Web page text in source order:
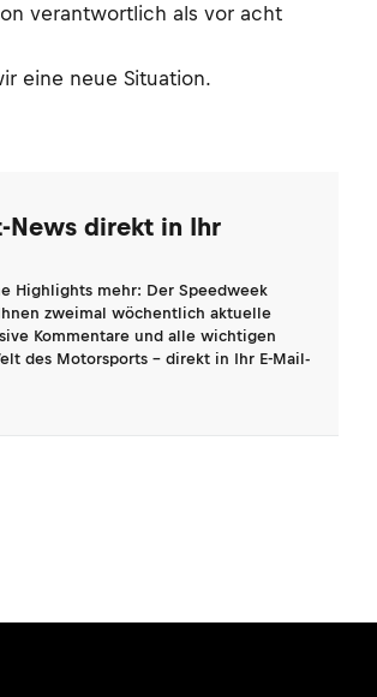
verantwortlich als vor acht
eine neue Situation.
News direkt in Ihr
Highlights mehr: Der Speedweek
zweimal wöchentlich aktuelle
Kommentare und alle wichtigen
des Motorsports - direkt in Ihr E-Mail-